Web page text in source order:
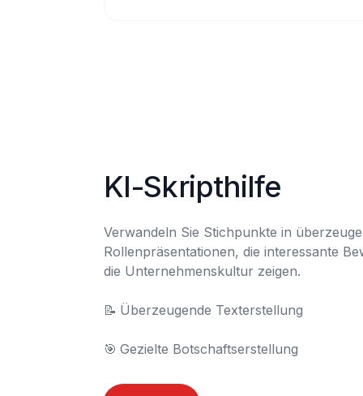
KI-Skripthilfe
Verwandeln Sie Stichpunkte in
Rollenpräsentationen, die interessante
die Unternehmenskultur zeigen.
📝	Überzeugende Texterstellung
🎯	Gezielte Botschaftserstellung